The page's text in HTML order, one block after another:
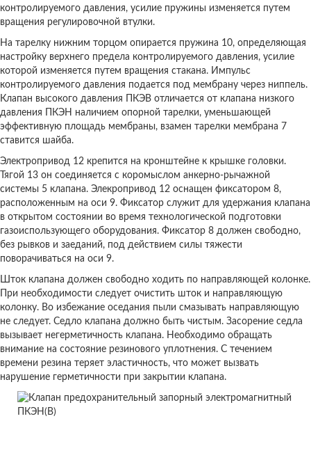
контролируемого давления, усилие пружины изменяется путем
вращения регулировочной втулки.
На тарелку нижним торцом опирается пружина 10, определяющая
настройку верхнего предела контролируемого давления, усилие
которой изменяется путем вращения стакана. Импульс
контролируемого давления подается под мембрану через ниппель.
Клапан высокого давления ПКЭВ отличается от клапана низкого
давления ПКЭН наличием опорной тарелки, уменьшающей
эффективную площадь мембраны, взамен тарелки мембрана 7
ставится шайба.
Электропривод 12 крепится на кронштейне к крышке головки.
Тягой 13 он соединяется с коромыслом анкерно-рычажной
системы 5 клапана. Элекропривод 12 оснащен фиксатором 8,
расположенным на оси 9. Фиксатор служит для удержания клапана
в открытом состоянии во время технологической подготовки
газоиспользующего оборудования. Фиксатор 8 должен свободно,
без рывков и заеданий, под действием силы тяжести
поворачиваться на оси 9.
Шток клапана должен свободно ходить по направляющей колонке.
При необходимости следует очистить шток и направляющую
колонку. Во избежание оседания пыли смазывать направляющую
не следует. Седло клапана должно быть чистым. Засорение седла
вызывает негерметичность клапана. Необходимо обращать
внимание на состояние резинового уплотнения. С течением
времени резина теряет эластичность, что может вызвать
нарушение герметичности при закрытии клапана.